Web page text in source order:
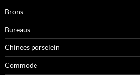
Brons
Bureaus
Chinees porselein
Commode